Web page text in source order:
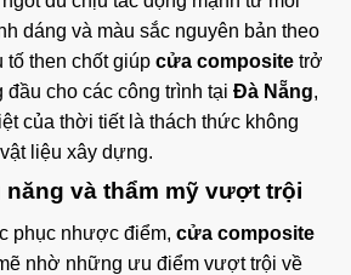
dáng và màu sắc nguyên bản theo
then chốt giúp cửa composite trở
cho các công trình tại Đà Nẵng,
của thời tiết là thách thức không
liệu xây dựng.
năng và thẩm mỹ vượt trội
phục nhược điểm, cửa composite
nhờ những ưu điểm vượt trội về